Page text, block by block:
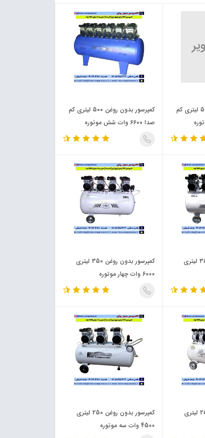
کمپرسور بدون روغن 500 لیتری کم
کمپرسور بدون روغن 500 لیتری کم
صدا 6600 وات شش موتوره
کمپرسور بدون روغن 350 لیتری
کمپرسور بدون روغن 350 لیتری
6000 وات چهار موتوره
کمپرسور بدون روغن 250 لیتری
کمپرسور بدون روغن 250 لیتری
4500 وات سه موتوره